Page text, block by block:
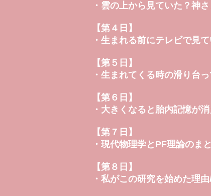
・雲の上から見ていた？神
【第４日】
・生まれる前にテレビで見
【第５日】
・生まれてくる時の滑り台
【第６日】
・大きくなると胎内記憶が
【第７日】
・現代物理学とPF理論のま
【第８日】
・私がこの研究を始めた理